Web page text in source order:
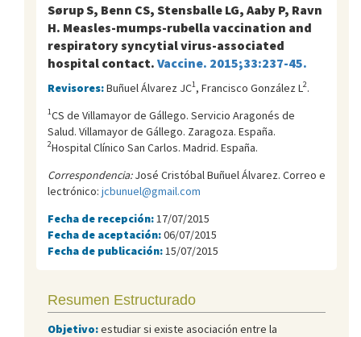
Sørup S, Benn CS, Stensballe LG, Aaby P, Ravn
H. Measles-mumps-rubella vaccination and
respiratory syncytial virus-associated
hospital contact. Vaccine. 2015;33:237-45.
Revisores:Buñuel Álvarez JC1, Francisco González L 2.
1CS de Villamayor de Gállego. Servicio Aragonés de
Salud. Villamayor de Gállego. Zaragoza. España.
2Hospital Clínico San Carlos. Madrid. España.
Correspondencia:José Cristóbal Buñuel Álvarez. Correo e
lectrónico: jcbunuel@gmail.com
Fecha de recepción: 17/07/2015
Fecha de aceptación:06/07/2015
Fecha de publicación: 15/07/2015
Resumen Estructurado
Objetivo:estudiar si existe asociación entre la